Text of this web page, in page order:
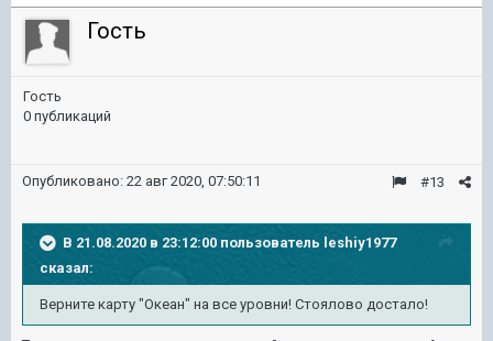
Гость
Гость
0 публикаций
#13
Опубликовано: 22 авг 2020, 07:50:11
В 21.08.2020 в 23:12:00 пользователь leshiy1977
сказал:
Верните карту "Океан" на все уровни! Стоялово достало!